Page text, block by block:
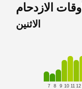
أوقات الازدحام
الاثنين
7 8 9 10 11 12